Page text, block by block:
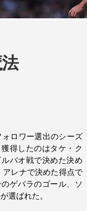
ロワー選出のシーズ
得したのはタケ・ク
バオ戦で決めた決め
アレナで決めた得点で
ゲバラのゴール、ソ
選ばれた。